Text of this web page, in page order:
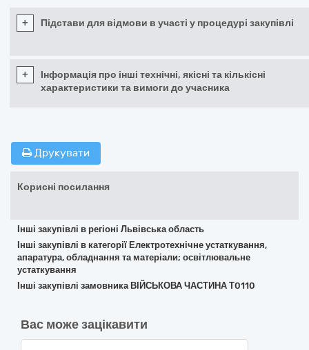
+ Підстави для відмови в участі у процедурі закупівлі
+
Інформація про інші технічні, якісні та кількісні
характеристики та вимоги до учасника
Друкувати
Корисні посилання
Інші закупівлі в регіоні Львівська область
Інші закупівлі в категорії Електротехнічне устаткування,
апаратура, обладнання та матеріали; освітлювальне
устаткування
Інші закупівлі замовника ВІЙСЬКОВА ЧАСТИНА Т0110
Вас може зацікавити